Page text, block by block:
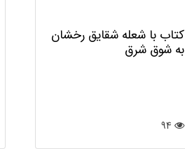
کتاب با شعله شقایق رخشان
به شوق شرق